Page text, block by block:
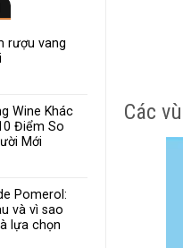
rượu vang
Wine Khác
Điểm So
Mới
Pomerol:
và vì sao
lựa chọn
Các